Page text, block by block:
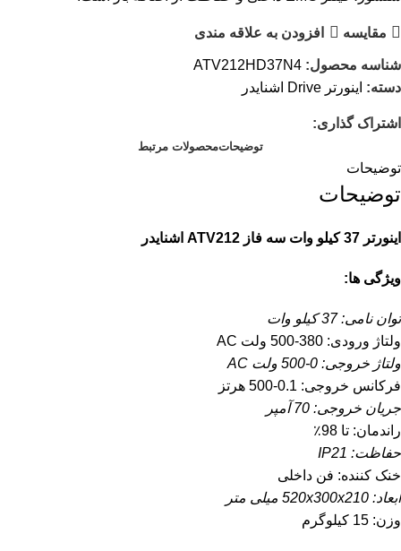
مقایسه افزودن به علاقه مندی
شناسه محصول: ATV212HD37N4
دسته: اینورتر Drive اشنایدر
اشتراک گذاری:
توضیحاتمحصولات مرتبط
توضیحات
توضیحات
اینورتر 37 کیلو وات سه فاز ATV212 اشنایدر
ویژگی ها:
توان نامی: 37 کیلو وات
ولتاژ ورودی: 380-500 ولت AC
ولتاژ خروجی: 0-500 ولت AC
فرکانس خروجی: 0.1-500 هرتز
جریان خروجی: 70 آمپر
راندمان: تا 98٪
حفاظت: IP21
خنک کننده: فن داخلی
ابعاد: 520x300x210 میلی متر
وزن: 15 کیلوگرم